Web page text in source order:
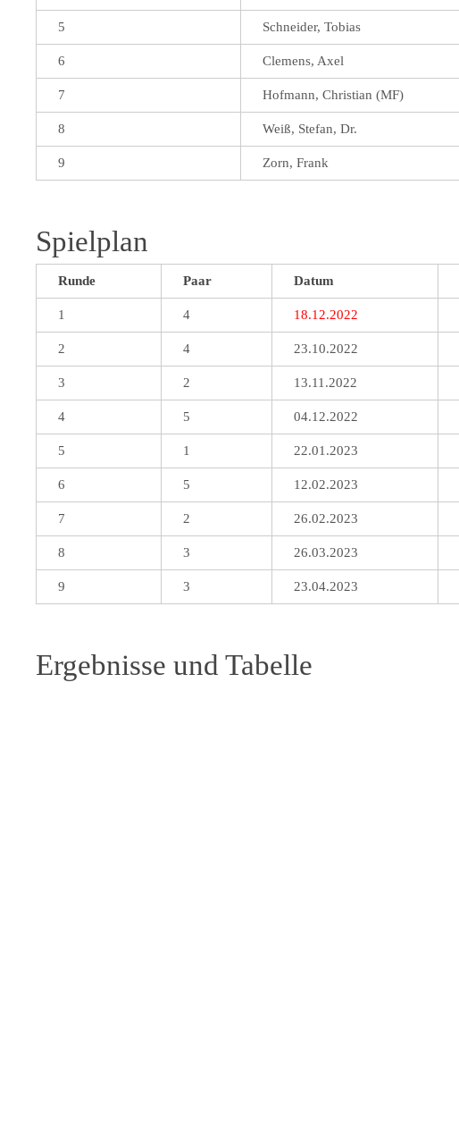
5 Schneider, Tobias
6 Clemens, Axel
7 Hofmann, Christian (MF)
8 Weiß, Stefan, Dr.
9 Zorn, Frank
Spielplan
Runde Paar Datum
1 4 18.12.2022
2 4 23.10.2022
3 2 13.11.2022
4 5 04.12.2022
5 1 22.01.2023
6 5 12.02.2023
7 2 26.02.2023
8 3 26.03.2023
9 3 23.04.2023
Ergebnisse und Tabelle